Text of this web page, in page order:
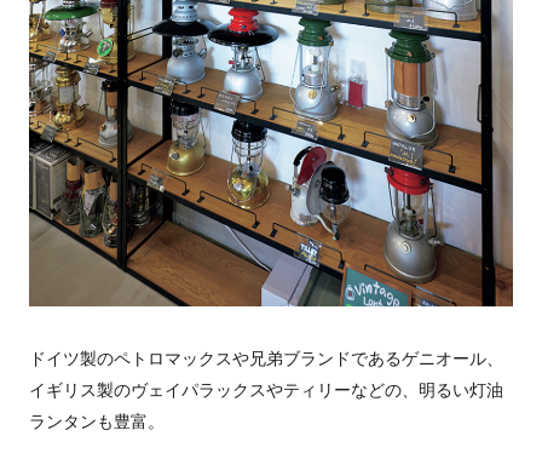
ドイツ製のペトロマックスや兄弟ブランドであるゲニオール、
イギリス製のヴェイパラックスやティリーなどの、明るい灯油
ランタンも豊富。